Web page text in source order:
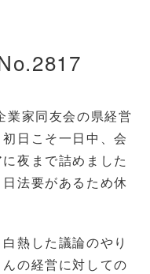
業家同友会の県経営
日こそ一日中、会
夜まで詰めました
法要があるため休
熱した議論のやり
の経営に対しての